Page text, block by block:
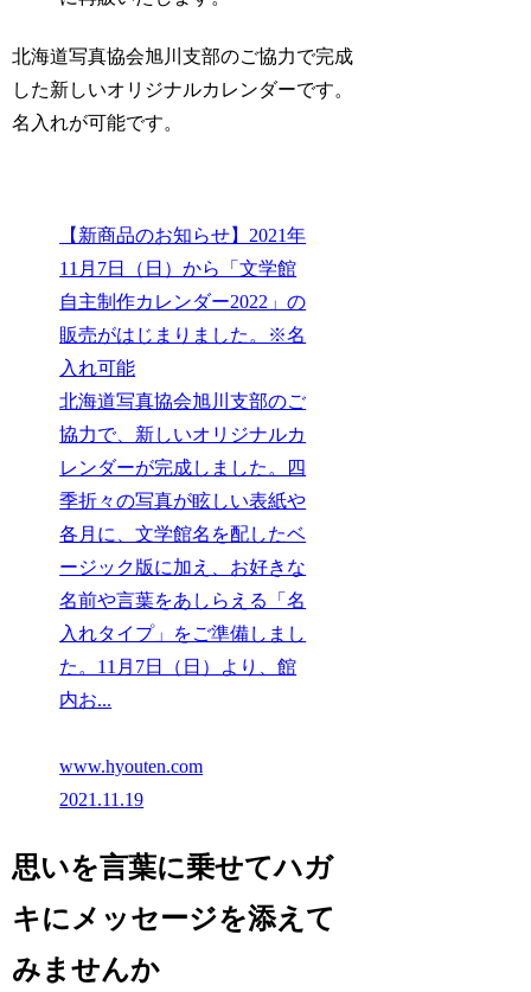
北海道写真協会旭川支部のご協力で完成
した新しいオリジナルカレンダーです。
名入れが可能です。
【新商品のお知らせ】2021年
11月7日（日）から「文学館
自主制作カレンダー2022」の
販売がはじまりました。※名
入れ可能
北海道写真協会旭川支部のご
協力で、新しいオリジナルカ
レンダーが完成しました。四
季折々の写真が眩しい表紙や
各月に、文学館名を配したベ
ージック版に加え、お好きな
名前や言葉をあしらえる「名
入れタイプ」をご準備しまし
た。11月7日（日）より、館
内お...
www.hyouten.com
2021.11.19
思いを言葉に乗せてハガ
キにメッセージを添えて
みませんか